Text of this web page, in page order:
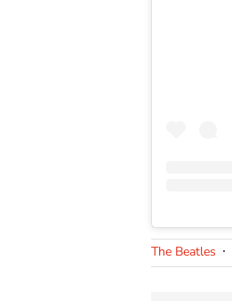
The Beatles